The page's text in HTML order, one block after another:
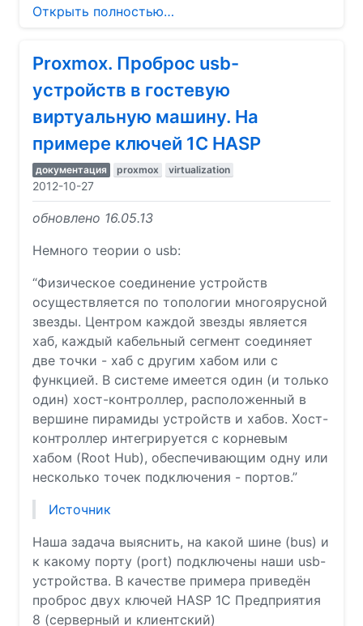
Открыть полностью…
Proxmox. Проброс usb-
устройств в гостевую
виртуальную машину. На
примере ключей 1С HASP
документация proxmox virtualization
2012-10-27
обновлено 16.05.13
Немного теории о usb:
“Физическое соединение устройств
осуществляется по топологии многоярусной
звезды. Центром каждой звезды является
хаб, каждый кабельный сегмент соединяет
две точки - хаб с другим хабом или с
функцией. В системе имеется один (и только
один) хост-контроллер, расположенный в
вершине пирамиды устройств и хабов. Хост-
контроллер интегрируется с корневым
хабом (Root Hub), обеспечивающим одну или
несколько точек подключения - портов.”
Источник
Наша задача выяснить, на какой шине (bus) и
к какому порту (port) подключены наши usb-
устройства. В качестве примера приведён
проброс двух ключей HASP 1С Предприятия
8 (серверный и клиентский)